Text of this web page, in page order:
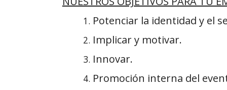
Potenciar la identidad y el
Implicar y motivar.
Innovar.
Promoción interna del